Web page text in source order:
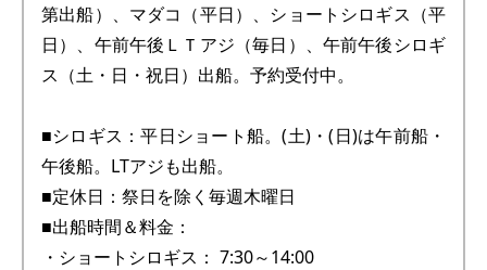
第出船）、マダコ（平日）、ショートシロギス（平
日）、午前午後ＬＴアジ（毎日）、午前午後シロギ
ス（土・日・祝日）出船。予約受付中。
■シロギス：平日ショート船。(土)・(日)は午前船・
午後船。LTアジも出船。
■定休日：祭日を除く毎週木曜日
■出船時間＆料金：
・ショートシロギス： 7:30～14:00